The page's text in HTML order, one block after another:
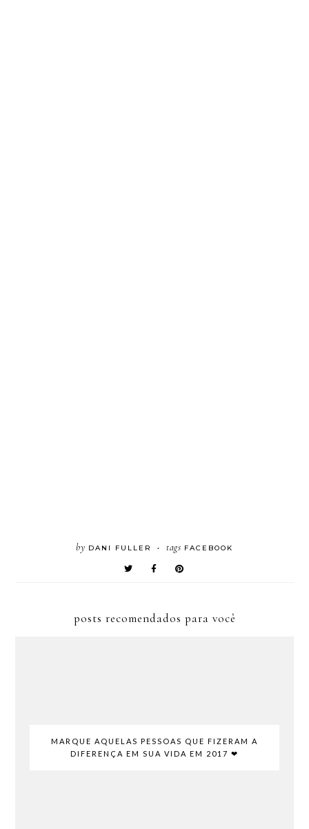
by DANI FULLER • tags FACEBOOK
posts recomendados para você
MARQUE AQUELAS PESSOAS QUE FIZERAM A
DIFERENÇA EM SUA VIDA EM 2017 ❤